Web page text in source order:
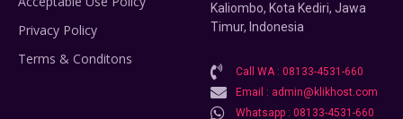
Privacy Policy
Terms & Conditons
Kaliombo, Kota Kediri, Jawa
Timur, Indonesia
Call WA : 08133-4531-660
Email : admin@klikhost.com
Whatsapp : 08133-4531-660